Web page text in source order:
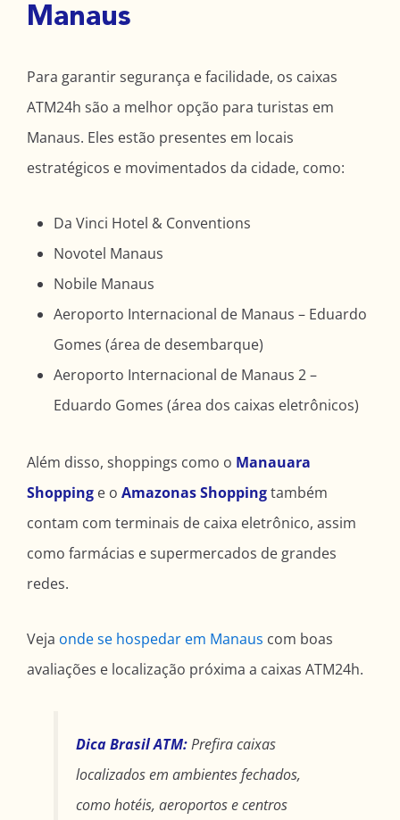
Manaus
Para garantir segurança e facilidade, os caixas
ATM24h são a melhor opção para turistas em
Manaus. Eles estão presentes em locais
estratégicos e movimentados da cidade, como:
Da Vinci Hotel & Conventions
Novotel Manaus
Nobile Manaus
Aeroporto Internacional de Manaus – Eduardo
Gomes (área de desembarque)
Aeroporto Internacional de Manaus 2 –
Eduardo Gomes (área dos caixas eletrônicos)
Além disso, shoppings como o Manauara
Shopping e o Amazonas Shoppingtambém
contam com terminais de caixa eletrônico, assim
como farmácias e supermercados de grandes
redes.
Veja onde se hospedar em Manaus com boas
avaliações e localização próxima a caixas ATM24h.
Dica Brasil ATM:Prefira caixas
localizados em ambientes fechados,
como hotéis, aeroportos e centros